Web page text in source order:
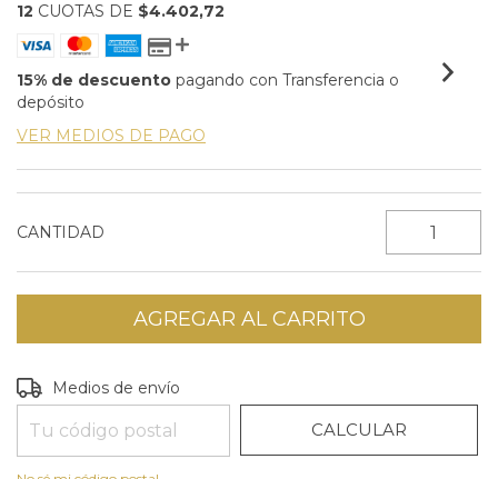
12 CUOTAS DE $4.402,72
15% de descuento pagando con Transferencia o
depósito
VER MEDIOS DE PAGO
CANTIDAD
Entregas para el CP:
Medios de envío
CALCULAR